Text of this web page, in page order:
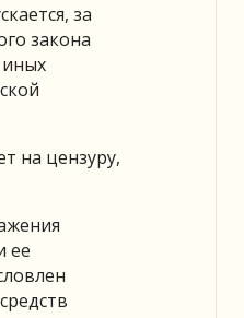
за
закона
иных
на цензуру,
ее